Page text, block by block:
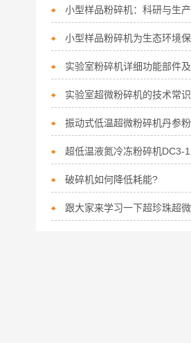
实验室超微粉碎机的技术常识
破碎机如何降低耗能?